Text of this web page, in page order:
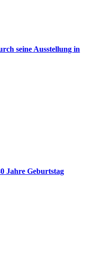
seine Ausstellung in
Jahre Geburtstag